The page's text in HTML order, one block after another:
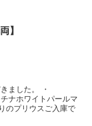
】
ました。 ・
ナホワイトパールマ
のプリウスご入庫で